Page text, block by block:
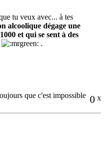
tu veux avec... à tes
alcoolique dégage une
et qui se sent à des
.
0 x
que c'est impossible